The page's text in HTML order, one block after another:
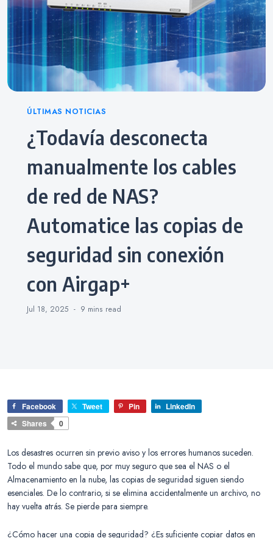
Categories
ÚLTIMAS NOTICIAS
¿Todavía desconecta
manualmente los cables
de red de NAS?
Automatice las copias de
seguridad sin conexión
con Airgap+
Jul 18, 2025 9 mins read
Facebook Tweet Pin
LinkedIn
Shares
0
Los desastres ocurren sin previo aviso y los errores humanos suceden.
Todo el mundo sabe que, por muy seguro que sea el NAS o el
Almacenamiento en la nube, las copias de seguridad siguen siendo
esenciales. De lo contrario, si se elimina accidentalmente un archivo, no
hay vuelta atrás. Se pierde para siempre.
¿Cómo hacer una copia de seguridad? ¿Es suficiente copiar datos en